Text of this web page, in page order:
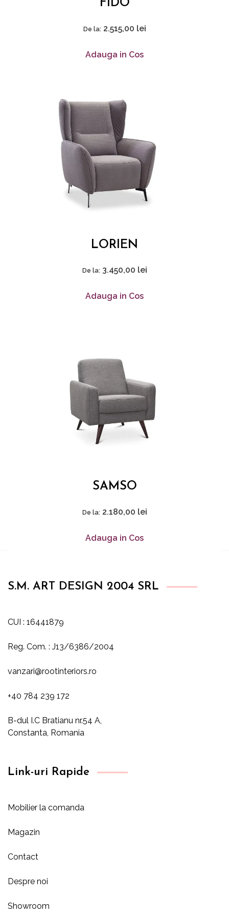
FIDO
De la: 2.515,00 lei
Adauga in Cos
LORIEN
De la: 3.450,00 lei
Adauga in Cos
SAMSO
De la: 2.180,00 lei
Adauga in Cos
S.M. ART DESIGN 2004 SRL
CUI : 16441879
Reg. Com. : J13/6386/2004
vanzari@rootinteriors.ro
+40 784 239 172
B-dul I.C Bratianu nr.54 A,
Constanta, Romania
Link-uri Rapide
Mobilier la comanda
Magazin
Contact
Despre noi
Showroom